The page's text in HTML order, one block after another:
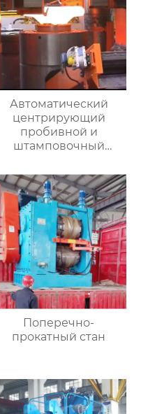
Автоматический
центрирующий
пробивной и
штамповочный
пресс
Поперечно-
прокатный стан